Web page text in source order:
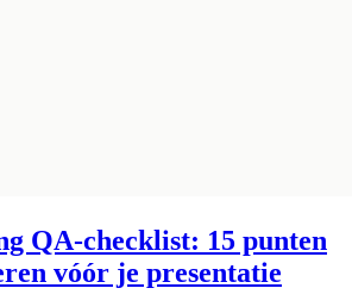
QA-checklist: 15 punten
vóór je presentatie